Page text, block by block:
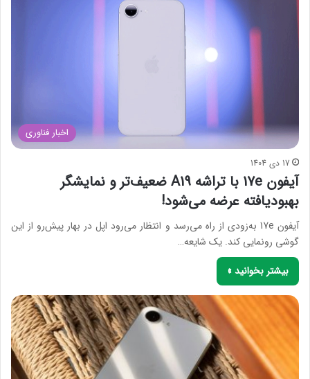
اخبار فناوری
17 دی 1404
آیفون 17e با تراشه A19 ضعیف‌تر و نمایشگر
بهبودیافته عرضه می‌شود!
آیفون 17e به‌زودی از راه می‌رسد و انتظار می‌رود اپل در بهار پیش‌رو از این
گوشی رونمایی کند. یک شایعه…
بیشتر بخوانید »